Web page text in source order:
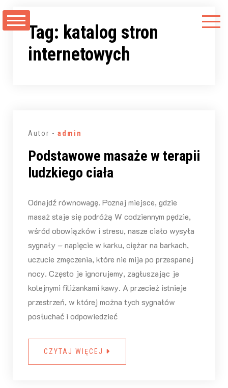
do
Tag: katalog stron
internetowych
Autor - admin
Podstawowe masaże w terapii
ludzkiego ciała
Odnajdź równowagę. Poznaj miejsce, gdzie
masaż staje się podróżą W codziennym pędzie,
wśród obowiązków i stresu, nasze ciało wysyła
sygnały – napięcie w karku, ciężar na barkach,
uczucie zmęczenia, które nie mija po przespanej
nocy. Często je ignorujemy, zagłuszając je
kolejnymi filiżankami kawy. A przecież istnieje
przestrzeń, w której można tych sygnałów
posłuchać i odpowiedzieć
CZYTAJ WIĘCEJ